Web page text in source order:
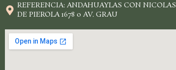
REFERENCIA: ANDAHUAYLAS CON NICOLAS
DE PIEROLA 1678 o AV. GRAU